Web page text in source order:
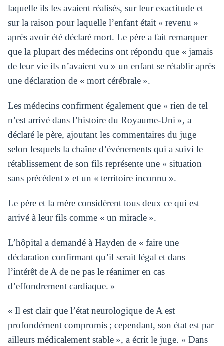
laquelle ils les avaient réalisés, sur leur exactitude et
sur la raison pour laquelle l’enfant était « revenu »
après avoir été déclaré mort. Le père a fait remarquer
que la plupart des médecins ont répondu que « jamais
de leur vie ils n’avaient vu » un enfant se rétablir après
une déclaration de « mort cérébrale ».
Les médecins confirment également que « rien de tel
n’est arrivé dans l’histoire du Royaume-Uni », a
déclaré le père, ajoutant les commentaires du juge
selon lesquels la chaîne d’événements qui a suivi le
rétablissement de son fils représente une « situation
sans précédent » et un « territoire inconnu ».
Le père et la mère considèrent tous deux ce qui est
arrivé à leur fils comme « un miracle ».
L’hôpital a demandé à Hayden de « faire une
déclaration confirmant qu’il serait légal et dans
l’intérêt de A de ne pas le réanimer en cas
d’effondrement cardiaque. »
« Il est clair que l’état neurologique de A est
profondément compromis ; cependant, son état est par
ailleurs médicalement stable », a écrit le juge. « Dans